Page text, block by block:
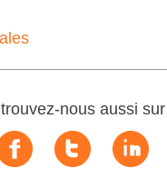
nous aussi sur